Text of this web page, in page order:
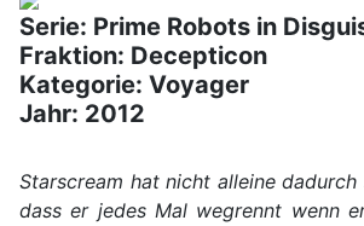
Serie: Prime Robots in
Fraktion: Decepticon
Kategorie: Voyager
Jahr: 2012
Starscream hat nicht alleine dadurch
dass er jedes Mal wegrennt wenn